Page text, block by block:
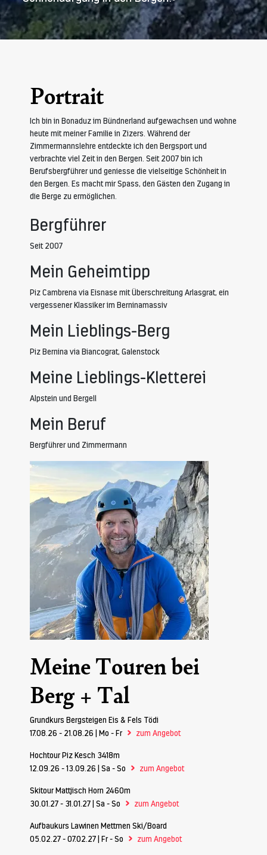
Portrait
Ich bin in Bonaduz im Bündnerland aufgewachsen und wohne
heute mit meiner Familie in Zizers. Während der
Zimmermannslehre entdeckte ich den Bergsport und
verbrachte viel Zeit in den Bergen. Seit 2007 bin ich
Berufsbergführer und geniesse die vielseitige Schönheit in
den Bergen. Es macht mir Spass, den Gästen den Zugang in
die Berge zu ermöglichen.
Bergführer
Seit 2007
Mein Geheimtipp
Piz Cambrena via Eisnase mit Überschreitung Arlasgrat, ein
vergessener Klassiker im Berninamassiv
Mein Lieblings-Berg
Piz Bernina via Biancograt, Galenstock
Meine Lieblings-Kletterei
Alpstein und Bergell
Mein Beruf
Bergführer und Zimmermann
Meine Touren bei
Berg + Tal
Grundkurs Bergsteigen Eis & Fels Tödi
17.08.26 - 21.08.26 | Mo - Fr > zum Angebot
Hochtour Piz Kesch 3418m
12.09.26 - 13.09.26 | Sa - So
> zum Angebot
Skitour Mattjisch Horn 2460m
30.01.27 - 31.01.27 | Sa - So
> zum Angebot
Aufbaukurs Lawinen Mettmen Ski/Board
05.02.27 - 07.02.27 | Fr - So
> zum Angebot